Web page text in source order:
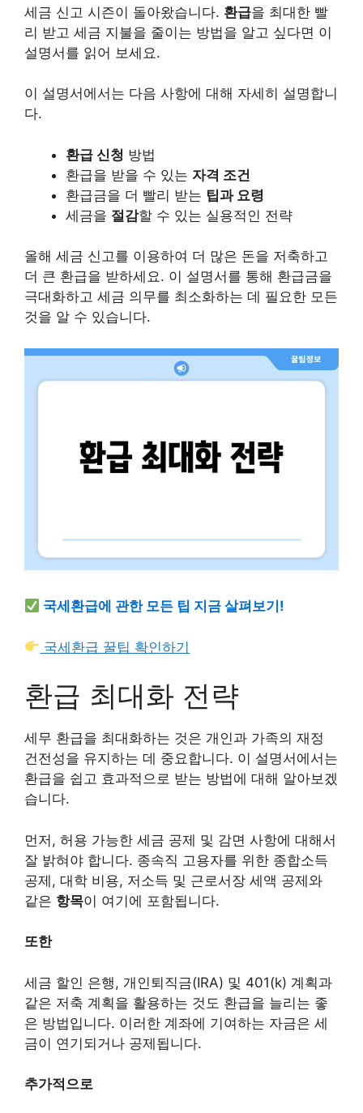
세금 신고 시즌이 돌아왔습니다. 환급을 최대한 빨
리 받고 세금 지불을 줄이는 방법을 알고 싶다면 이
설명서를 읽어 보세요.
이 설명서에서는 다음 사항에 대해 자세히 설명합니
다.
환급 신청 방법
환급을 받을 수 있는 자격 조건
환급금을 더 빨리 받는 팁과 요령
세금을 절감할 수 있는 실용적인 전략
올해 세금 신고를 이용하여 더 많은 돈을 저축하고
더 큰 환급을 받하세요. 이 설명서를 통해 환급금을
극대화하고 세금 의무를 최소화하는 데 필요한 모든
것을 알 수 있습니다.
국세환급에 관한 모든 팁 지금 살펴보기!
국세환급 꿀팁 확인하기
환급 최대화 전략
세무 환급을 최대화하는 것은 개인과 가족의 재정
건전성을 유지하는 데 중요합니다. 이 설명서에서는
환급을 쉽고 효과적으로 받는 방법에 대해 알아보겠
습니다.
먼저, 허용 가능한 세금 공제 및 감면 사항에 대해서
잘 밝혀야 합니다. 종속직 고용자를 위한 종합소득
공제, 대학 비용, 저소득 및 근로서장 세액 공제와
같은 항목이 여기에 포함됩니다.
또한
세금 할인 은행, 개인퇴직금(IRA) 및 401(k) 계획과
같은 저축 계획을 활용하는 것도 환급을 늘리는 좋
은 방법입니다. 이러한 계좌에 기여하는 자금은 세
금이 연기되거나 공제됩니다.
추가적으로